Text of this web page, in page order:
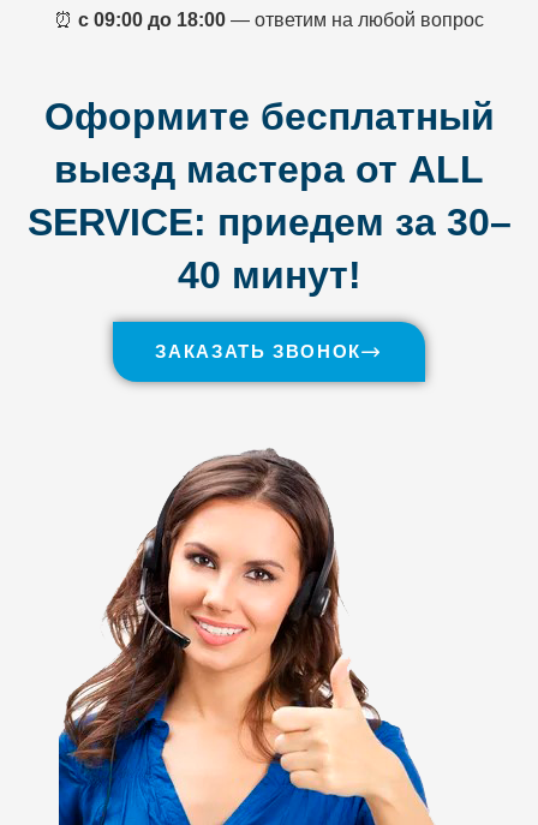
⏰ с 09:00 до 18:00 — ответим на любой вопрос
Оформите бесплатный
выезд мастера от ALL
SERVICE: приедем за 30–
40 минут!
ЗАКАЗАТЬ ЗВОНОК